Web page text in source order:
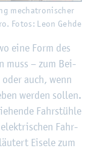
me­cha­tro­ni­scher
Fotos: Leon Gehde
eine Form des
muss – zum Bei­
auch, wenn
wer­den sol­len.
Fahr­stüh­le
elek­tri­schen Fahr­
Ei­se­le zum